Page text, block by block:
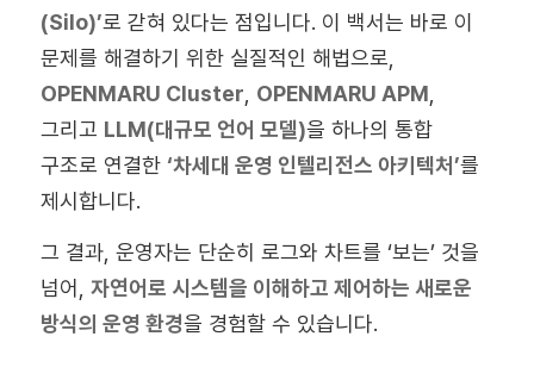
(Silo)’로 갇혀 있다는 점입니다. 이 백서는 바로 이
문제를 해결하기 위한 실질적인 해법으로,
OPENMARU Cluster OPENMARU APM
그리고 LLM(대규모 언어 모델)을 하나의 통합
구조로 연결한 ‘차세대 운영 인텔리전스 아키텍처’를
제시합니다.
그 결과, 운영자는 단순히 로그와 차트를 ‘보는’ 것을
넘어, 자연어로 시스템을 이해하고 제어하는 새로운
방식의 운영 환경을 경험할 수 있습니다.